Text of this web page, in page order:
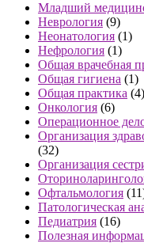
Младший
Неврология (9)
Неонатология (1)
Нефрология (1)
Общая врачебная
Общая гигиена (1)
Общая практика (4)
Онкология (6)
Операционное
Организация
(32)
Организация
Офтальмология
Патологическая
Педиатрия (16)
Полезная